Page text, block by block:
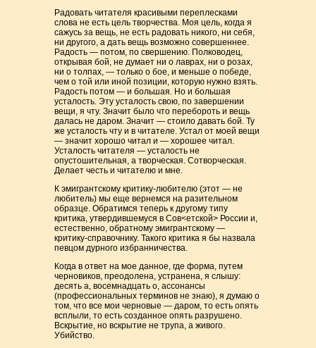
Радовать читателя красивыми переплесками
слова не есть цель творчества. Моя цель, когда я
сажусь за вещь, не есть радовать никого, ни себя,
ни другого, а дать вещь возможно совершеннее.
Радость — потом, по свершению. Полководец,
открывая бой, не думает ни о лаврах, ни о розах,
ни о толпах, — только о бое, и меньше о победе,
чем о той или иной позиции, которую нужно взять.
Радость потом — и большая. Но и большая
усталость. Эту усталость свою, по завершении
вещи, я чту. Значит было что перебороть и вещь
далась не даром. Значит — стоило давать бой. Ту
же усталость чту и в читателе. Устал от моей вещи
— значит хорошо читал и — хорошее читал.
Усталость читателя — усталость не
опустошительная, а творческая. Сотворческая.
Делает честь и читателю и мне.
К эмигрантскому критику-любителю (этот — не
любитель) мы еще вернемся на разительном
образце. Обратимся теперь к другому типу
критика, утвердившемуся в Сов<етской> России и,
естественно, обратному эмигрантскому —
критику-справочнику. Такого критика я бы назвала
певцом дурного избранничества.
Когда в ответ на мое данное, где форма, путем
черновиков, преодолена, устранена, я слышу:
десять а, восемнадцать о, ассонансы
(профессиональных терминов не знаю), я думаю о
том, что все мои черновые — даром, то есть опять
всплыли, то есть созданное опять разрушено.
Вскрытие, но вскрытие не трупа, а живого.
Убийство.